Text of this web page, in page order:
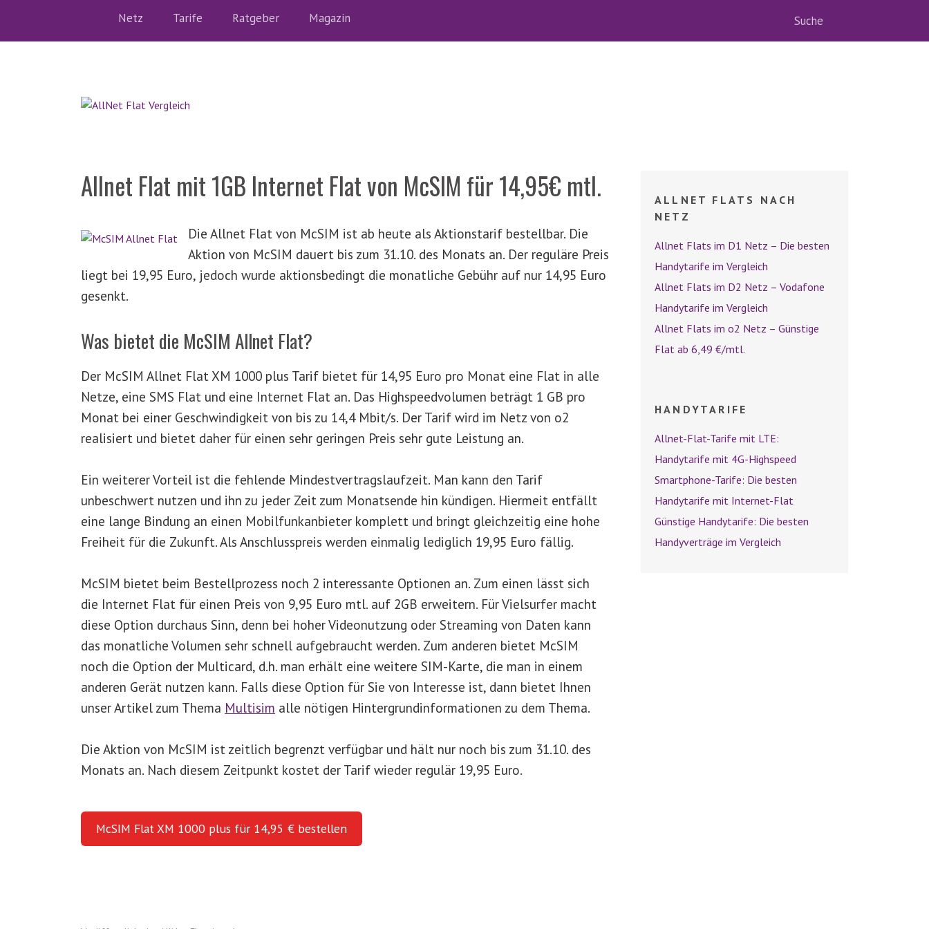
Netz Tarife Ratgeber Magazin
Allnet Flat mit 1GB Internet Flat von McSIM für 14,95€ mtl.
Die Allnet Flat von McSIM ist ab heute als Aktionstarif bestellbar. Die
Aktion von McSIM dauert bis zum 31.10. des Monats an. Der reguläre Preis
liegt bei 19,95 Euro, jedoch wurde aktionsbedingt die monatliche Gebühr auf nur 14,95 Euro
gesenkt.
Was bietet die McSIM Allnet Flat?
Der McSIM Allnet Flat XM 1000 plus Tarif bietet für 14,95 Euro pro Monat eine Flat in alle
Netze, eine SMS Flat und eine Internet Flat an. Das Highspeedvolumen beträgt 1 GB pro
Monat bei einer Geschwindigkeit von bis zu 14,4 Mbit/s. Der Tarif wird im Netz von o2
realisiert und bietet daher für einen sehr geringen Preis sehr gute Leistung an.
Ein weiterer Vorteil ist die fehlende Mindestvertragslaufzeit. Man kann den Tarif
unbeschwert nutzen und ihn zu jeder Zeit zum Monatsende hin kündigen. Hiermeit entfällt
eine lange Bindung an einen Mobilfunkanbieter komplett und bringt gleichzeitig eine hohe
Freiheit für die Zukunft. Als Anschlusspreis werden einmalig lediglich 19,95 Euro fällig.
McSIM bietet beim Bestellprozess noch 2 interessante Optionen an. Zum einen lässt sich
die Internet Flat für einen Preis von 9,95 Euro mtl. auf 2GB erweitern. Für Vielsurfer macht
diese Option durchaus Sinn, denn bei hoher Videonutzung oder Streaming von Daten kann
das monatliche Volumen sehr schnell aufgebraucht werden. Zum anderen bietet McSIM
noch die Option der Multicard, d.h. man erhält eine weitere SIM-Karte, die man in einem
anderen Gerät nutzen kann. Falls diese Option für Sie von Interesse ist, dann bietet Ihnen
unser Artikel zum Thema Multisim alle nötigen Hintergrundinformationen zu dem Thema.
Die Aktion von McSIM ist zeitlich begrenzt verfügbar und hält nur noch bis zum 31.10. des
Monats an. Nach diesem Zeitpunkt kostet der Tarif wieder regulär 19,95 Euro.
McSIM Flat XM 1000 plus für 14,95 € bestellen
ALLNET FLATS NACH
NETZ
Allnet Flats im D1 Netz – Die besten
Handytarife im Vergleich
Allnet Flats im D2 Netz – Vodafone
Handytarife im Vergleich
Allnet Flats im o2 Netz – Günstige
Flat ab 6,49 €/mtl.
HANDYTARIFE
Allnet-Flat-Tarife mit LTE:
Handytarife mit 4G-Highspeed
Smartphone-Tarife: Die besten
Handytarife mit Internet-Flat
Günstige Handytarife: Die besten
Handyverträge im Vergleich